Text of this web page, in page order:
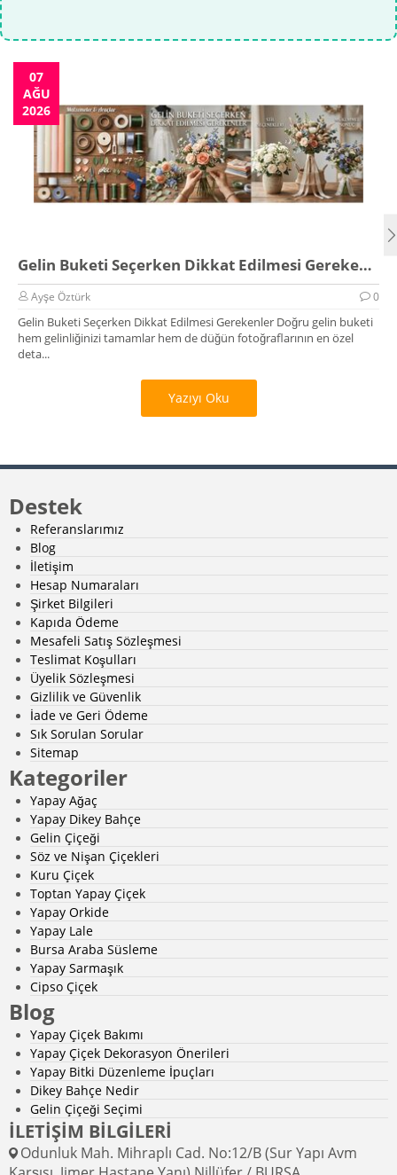
07
AĞU
2026
Gelin Buketi Seçerken Dikkat Edilmesi Gerekenler
Ayşe Öztürk 0
Gelin Buketi Seçerken Dikkat Edilmesi Gerekenler Doğru gelin buketi
hem gelinliğinizi tamamlar hem de düğün fotoğraflarının en özel
deta...
Yazıyı Oku
Destek
Referanslarımız
Blog
İletişim
Hesap Numaraları
Şirket Bilgileri
Kapıda Ödeme
Mesafeli Satış Sözleşmesi
Teslimat Koşulları
Üyelik Sözleşmesi
Gizlilik ve Güvenlik
İade ve Geri Ödeme
Sık Sorulan Sorular
Sitemap
Kategoriler
Yapay Ağaç
Yapay Dikey Bahçe
Gelin Çiçeği
Söz ve Nişan Çiçekleri
Kuru Çiçek
Toptan Yapay Çiçek
Yapay Orkide
Yapay Lale
Bursa Araba Süsleme
Yapay Sarmaşık
Cipso Çiçek
Blog
Yapay Çiçek Bakımı
Yapay Çiçek Dekorasyon Önerileri
Yapay Bitki Düzenleme İpuçları
Dikey Bahçe Nedir
Gelin Çiçeği Seçimi
İLETİŞİM BİLGİLERİ
Odunluk Mah. Mihraplı Cad. No:12/B (Sur Yapı Avm